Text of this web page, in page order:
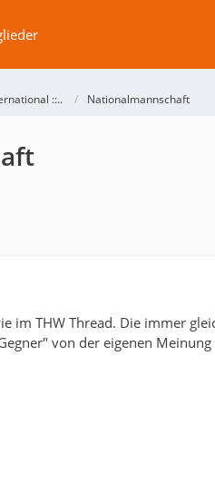
::.. Nationalmannschaft
im THW Thread. Die immer
von der eigenen